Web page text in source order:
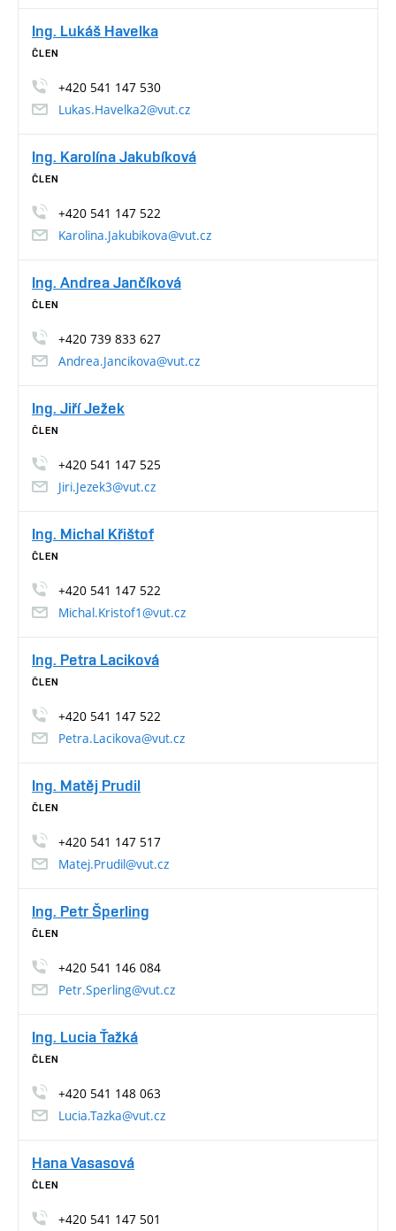
Ing. Lukáš Havelka
ČLEN
+420 541 147 530
Lukas.Havelka2@vut.cz
Ing. Karolína Jakubíková
ČLEN
+420 541 147 522
Karolina.Jakubikova@vut.cz
Ing. Andrea Jančíková
ČLEN
+420 739 833 627
Andrea.Jancikova@vut.cz
Ing. Jiří Ježek
ČLEN
+420 541 147 525
Jiri.Jezek3@vut.cz
Ing. Michal Křištof
ČLEN
+420 541 147 522
Michal.Kristof1@vut.cz
Ing. Petra Laciková
ČLEN
+420 541 147 522
Petra.Lacikova@vut.cz
Ing. Matěj Prudil
ČLEN
+420 541 147 517
Matej.Prudil@vut.cz
Ing. Petr Šperling
ČLEN
+420 541 146 084
Petr.Sperling@vut.cz
Ing. Lucia Ťažká
ČLEN
+420 541 148 063
Lucia.Tazka@vut.cz
Hana Vasasová
ČLEN
+420 541 147 501